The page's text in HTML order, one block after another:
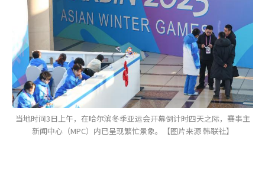
当地时间3日上午，在哈尔滨冬季亚运会开幕倒计时四天之际，赛事主
新闻中心（MPC）内已呈现繁忙景象。【图片来源 韩联社】